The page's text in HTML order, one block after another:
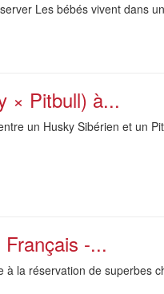
Les bébés vivent dans
× Pitbull) à...
un Husky Sibérien et un
-...
la réservation de superbes